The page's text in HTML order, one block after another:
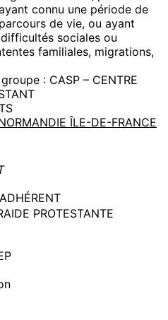
connu une période de
de vie, ou ayant
difficultés sociales ou
familiales, migrations,
: CASP – CENTRE
ÎLE-DE-FRANCE
(NOUVELLE
FENÊTRE)
PROTESTANTE